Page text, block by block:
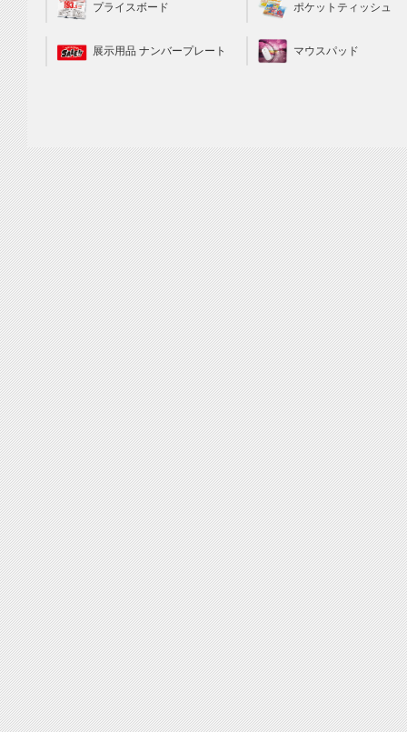
プライスボード
展示用品 ナンバープレート
ポケットティッシュ
マウスパッド